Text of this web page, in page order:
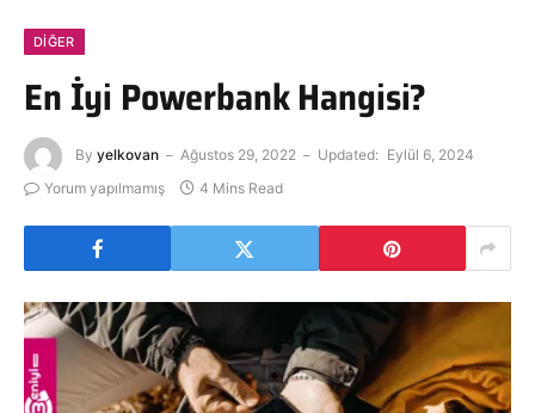
DIĞER
En İyi Powerbank Hangisi?
By yelkovan Ağustos 29, 2022 Updated: Eylül 6, 2024
Yorum yapılmamış
4 Mins Read